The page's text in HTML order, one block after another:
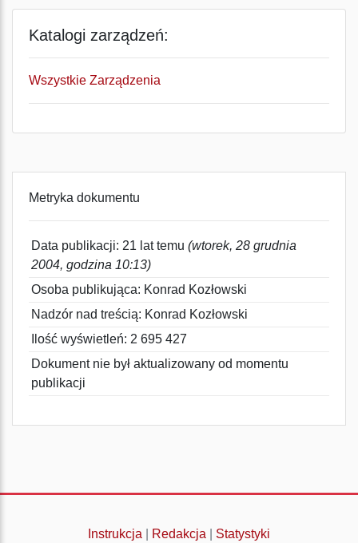
Katalogi zarządzeń:
Wszystkie Zarządzenia
Metryka dokumentu
Data publikacji: 21 lat temu (wtorek, 28 grudnia
2004, godzina 10:13)
Osoba publikująca: Konrad Kozłowski
Nadzór nad treścią: Konrad Kozłowski
Ilość wyświetleń: 2 695 427
Dokument nie był aktualizowany od momentu
publikacji
Instrukcja Redakcja Statystyki